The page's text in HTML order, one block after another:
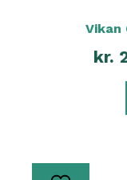
Vikan
kr.